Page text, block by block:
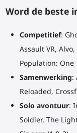
Word de beste
Competitief:
Assault VR,
Population: One
Samenwerking:
Reloaded,
Solo avontuur:
Soldier, The